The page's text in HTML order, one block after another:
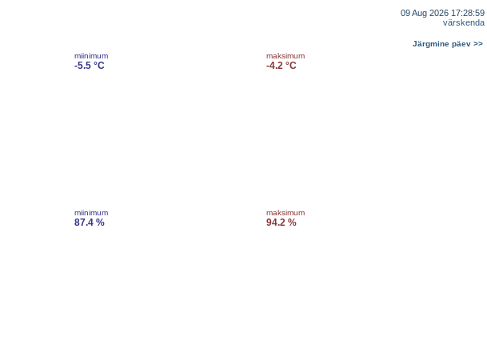
09 Aug 2026 17:28:59
värskenda
Järgmine päev >>
miinimum
-5.5 °C
maksimum
-4.2 °C
miinimum
87.4 %
maksimum
94.2 %